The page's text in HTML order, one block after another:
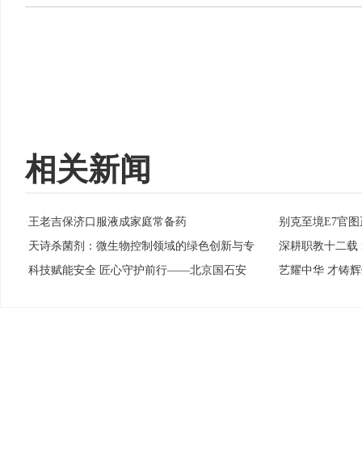
相关新闻
·王老吉保济口服液成家庭常备药 ·别克至境E7官
·天诗杀菌剂：微生物控制领域的绿色创新与专 ·深耕职教十二载
·科技赋能安全 匠心守护前行——北京国石安 ·艺耀中华 才铸